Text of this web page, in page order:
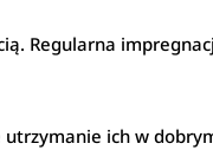
Regularna
utrzymanie ich w